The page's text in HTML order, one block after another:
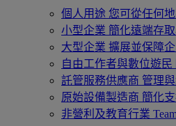
個人用途 您可從任何
小型企業 簡化遠端存
大型企業 擴展並保障
自由工作者與數位遊民
託管服務供應商 管理
原始設備製造商 簡化
非營利及教育行業